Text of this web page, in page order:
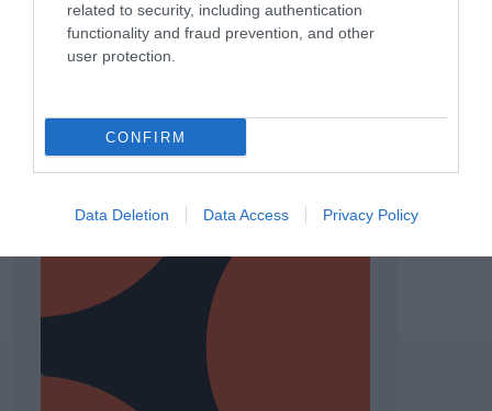
related to security, including authentication
functionality and fraud prevention, and other
user protection.
CONFIRM
Data Deletion Data Access Privacy Policy